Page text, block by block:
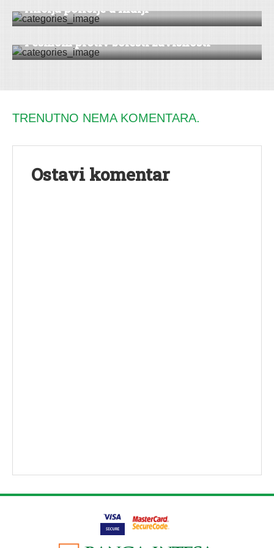
Akcija policije u Inđiji
VESTI|ŠID
Pesmom protiv bolesti zavisnosti
TRENUTNO NEMA KOMENTARA.
Ostavi komentar